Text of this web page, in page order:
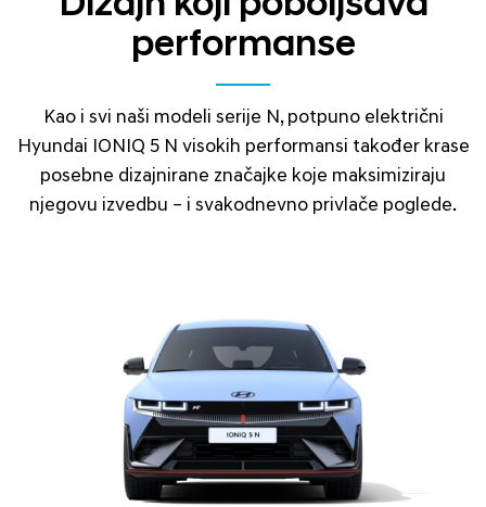
performanse
Kao i svi naši modeli serije N, potpuno električni
Hyundai IONIQ 5 N visokih performansi također krase
posebne dizajnirane značajke koje maksimiziraju
njegovu izvedbu – i svakodnevno privlače poglede.